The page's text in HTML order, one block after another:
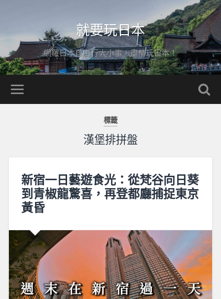
就要玩日本
網羅日本自由行大小事，盡情玩日本！
標籤
漢堡排拼盤
新宿一日藝遊食光：從梵谷向日葵
到青椒龍驚喜，再登都廳捕捉東京
黃昏